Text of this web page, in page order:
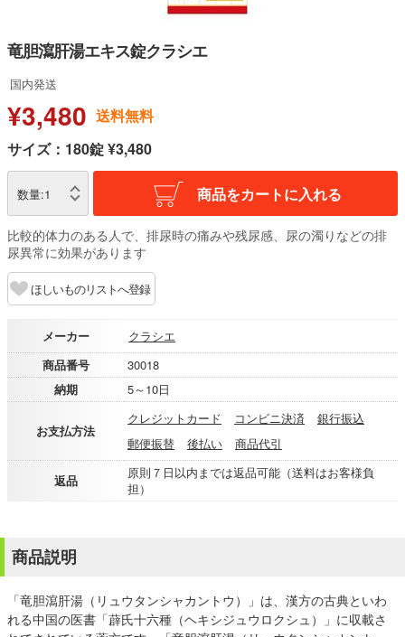
竜胆瀉肝湯エキス錠クラシエ
国内発送
¥3,480 送料無料
サイズ：180錠 ¥3,480
数量:1 商品をカートに入れる
比較的体力のある人で、排尿時の痛みや残尿感、尿の濁りなどの排
尿異常に効果があります
ほしいものリストへ登録
メーカー
クラシエ
商品番号
30018
納期
5～10日
お支払方法
クレジットカード コンビニ決済
銀行振込
郵便振替
後払い 商品代引
返品
原則７日以内までは返品可能（送料はお客様負
担）
商品説明
「竜胆瀉肝湯（リュウタンシャカントウ）」は、漢方の古典といわ
れる中国の医書「薜氏十六種（ヘキシジュウロクシュ）」に収載さ